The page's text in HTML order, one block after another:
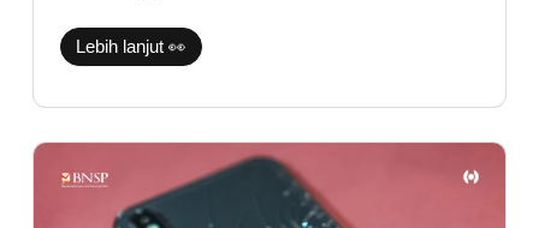
Lebih lanjut 👀
Backglass
Pecah,
Apakah
Aman